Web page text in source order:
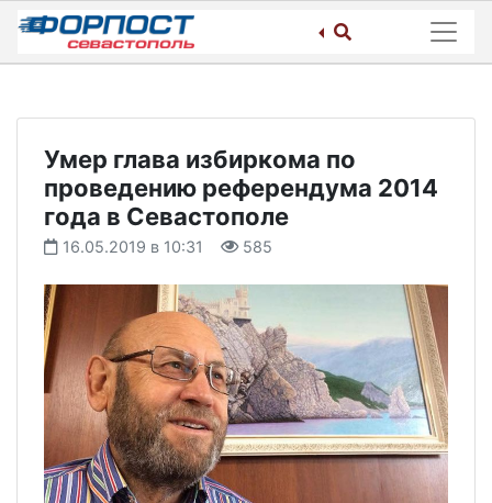
Skip
content
Умер глава избиркома по
проведению референдума 2014
года в Севастополе
16.05.2019 в 10:31 585